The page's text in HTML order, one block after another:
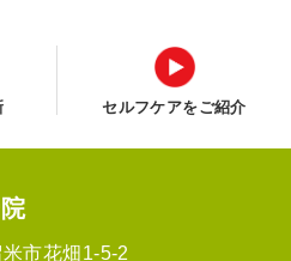
セルフケアをご紹介
市花畑1-5-2